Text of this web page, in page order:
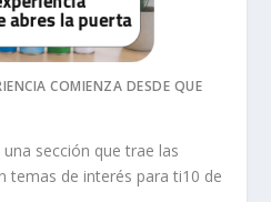
COMIENZA DESDE QUE
sección que trae las
temas de interés para ti10 de